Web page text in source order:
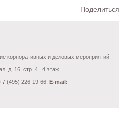
Поделиться
корпоративных и деловых мероприятий
д. 16, стр. 4., 4 этаж.
(495) 226-19-66;E-mail: